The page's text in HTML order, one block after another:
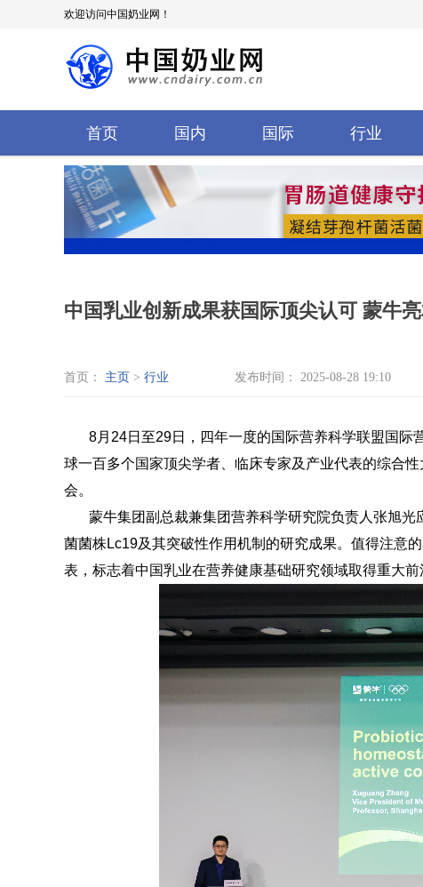
欢迎访问中国奶业网！
首页 国内 国际 行业
中国乳业创新成果获国际顶尖认可 蒙牛
首页： 主页 > 行业 发布时间： 2025-08-28 19:10
8月24日至29日，四年一度的国际营养科学联盟国
球一百多个国家顶尖学者、临床专家及产业代表的综合
会。
蒙牛集团副总裁兼集团营养科学研究院负责人张旭
菌菌株Lc19及其突破性作用机制的研究成果。值得注意
表，标志着中国乳业在营养健康基础研究领域取得重大前